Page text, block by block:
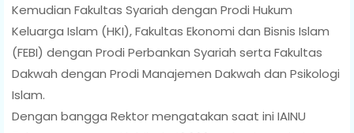
Kemudian Fakultas Syariah dengan Prodi Hukum
Keluarga Islam (HKI), Fakultas Ekonomi dan Bisnis Islam
(FEBI) dengan Prodi Perbankan Syariah serta Fakultas
Dakwah dengan Prodi Manajemen Dakwah dan Psikologi
Islam.
Dengan bangga Rektor mengatakan saat ini IAINU